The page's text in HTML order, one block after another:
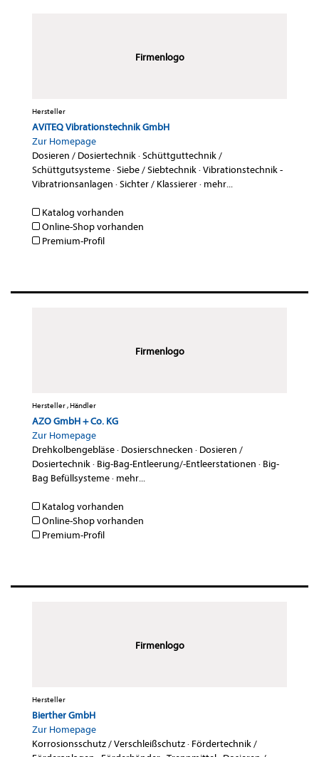
Firmenlogo
Hersteller
AViTEQ Vibrationstechnik GmbH
Zur Homepage
Dosieren / Dosiertechnik·Schüttguttechnik /
Schüttgutsysteme·Siebe / Siebtechnik·Vibrationstechnik -
Vibratrionsanlagen ·Sichter / Klassierer· mehr...
Katalog vorhanden
Online-Shop vorhanden
Premium-Profil
Firmenlogo
Hersteller , Händler
AZO GmbH + Co. KG
Zur Homepage
Drehkolbengebläse· Dosierschnecken · Dosieren /
Dosiertechnik· Big-Bag-Entleerung/-Entleerstationen · Big-
Bag Befüllsysteme· mehr...
Katalog vorhanden
Online-Shop vorhanden
Premium-Profil
Firmenlogo
Hersteller
Bierther GmbH
Zur Homepage
Korrosionsschutz / Verschleißschutz· Fördertechnik /